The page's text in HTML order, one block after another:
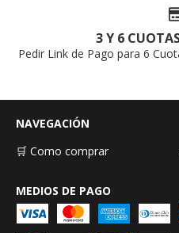
3 Y 6
Pedir Link de Pago para 6
NAVEGACIÓN
🛒 Como comprar
MEDIOS DE PAGO